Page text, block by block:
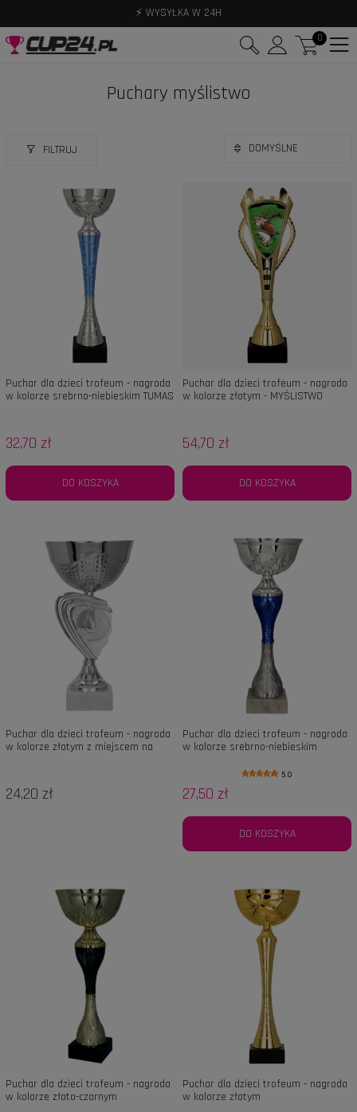
⚡ WYSYŁKA W 24H
0
Puchary myślistwo
FILTRUJ
Puchar dla dzieci trofeum - nagroda
w kolorze srebrno-niebieskim TUMAS
32,70 zł
DO KOSZYKA
Puchar dla dzieci trofeum - nagroda
w kolorze złotym - MYŚLISTWO
54,70 zł
DO KOSZYKA
Puchar dla dzieci trofeum - nagroda
w kolorze złotym z miejscem na
24,20 zł
Puchar dla dzieci trofeum - nagroda
w kolorze srebrno-niebieskim
5.0
27,50 zł
DO KOSZYKA
Puchar dla dzieci trofeum - nagroda
w kolorze złoto-czarnym
Puchar dla dzieci trofeum - nagroda
w kolorze złotym